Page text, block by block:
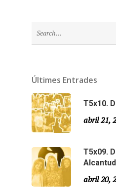
Últimes Entrades
T5x10.
abril 21,
T5x09.
abril 20,